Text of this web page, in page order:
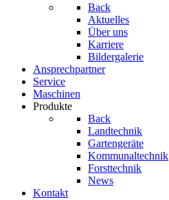
Back
Aktuelles
Über uns
Karriere
Bildergalerie
Ansprechpartner
Service
Maschinen
Produkte
Back
Landtechnik
Gartengeräte
Kom­mu­nal­tech­nik
Forsttechnik
News
Kontakt